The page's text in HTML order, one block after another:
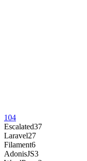
104
Escalated37
Laravel27
Filament6
AdonisJS3